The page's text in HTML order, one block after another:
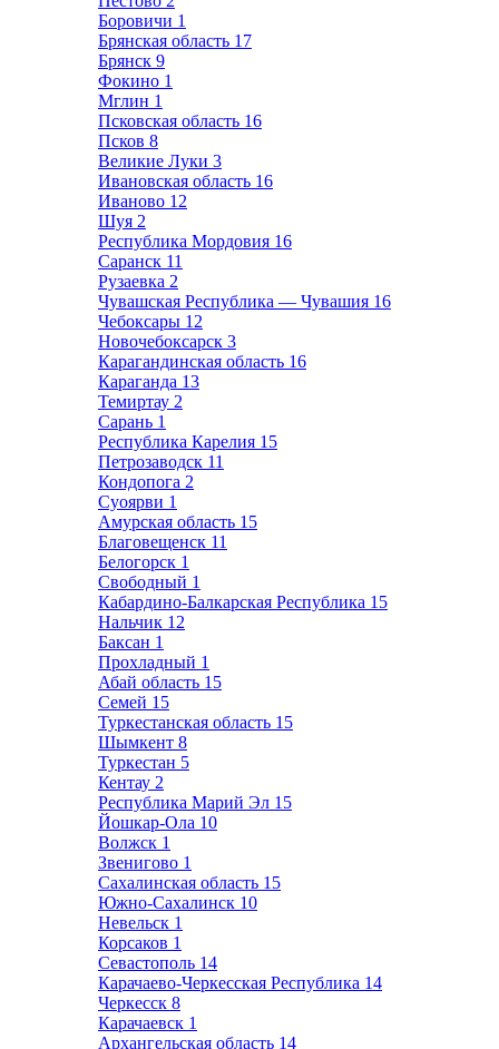
Боровичи 1
Брянская область 17
Брянск 9
Фокино 1
Мглин 1
Псковская область 16
Псков 8
Великие Луки 3
Ивановская область 16
Иваново 12
Шуя 2
Республика Мордовия 16
Саранск 11
Рузаевка 2
Чувашская Республика — Чувашия 16
Чебоксары 12
Новочебоксарск 3
Карагандинская область 16
Караганда 13
Темиртау 2
Сарань 1
Республика Карелия 15
Петрозаводск 11
Кондопога 2
Суоярви 1
Амурская область 15
Благовещенск 11
Белогорск 1
Свободный 1
Кабардино-Балкарская Республика 15
Нальчик 12
Баксан 1
Прохладный 1
Абай область 15
Семей 15
Туркестанская область 15
Шымкент 8
Туркестан 5
Кентау 2
Республика Марий Эл 15
Йошкар-Ола 10
Волжск 1
Звенигово 1
Сахалинская область 15
Южно-Сахалинск 10
Невельск 1
Корсаков 1
Севастополь 14
Карачаево-Черкесская Республика 14
Черкесск 8
Карачаевск 1
Архангельская область 14